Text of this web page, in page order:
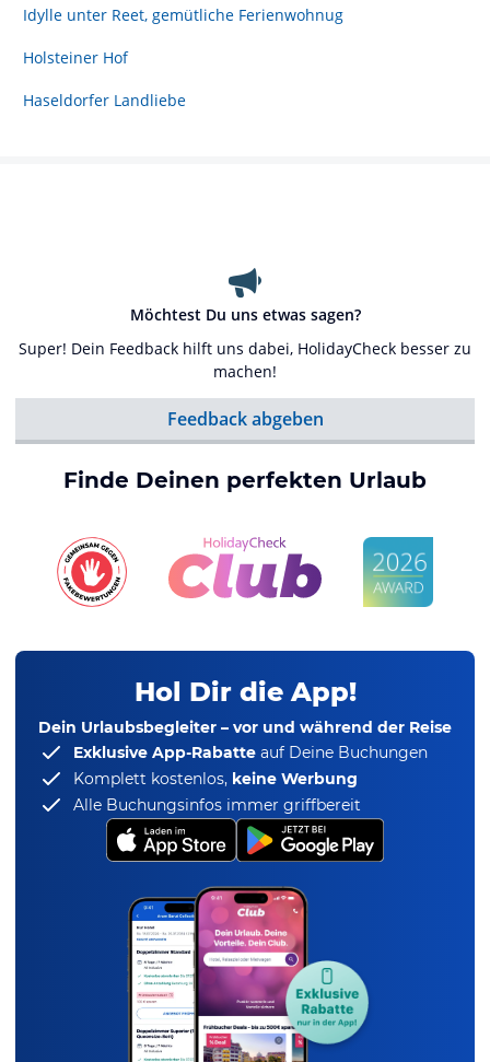
Idylle unter Reet, gemütliche Ferienwohnug
Holsteiner Hof
Haseldorfer Landliebe
Möchtest Du uns etwas sagen?
Super! Dein Feedback hilft uns dabei, HolidayCheck besser zu
machen!
Feedback abgeben
Finde Deinen perfekten Urlaub
Hol Dir die App!
Dein Urlaubsbegleiter – vor und während der Reise
Exklusive App-Rabatte auf Deine Buchungen
Komplett kostenlos, keine Werbung
Alle Buchungsinfos immer griffbereit